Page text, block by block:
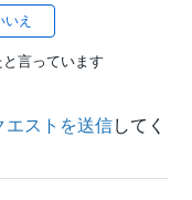
言っています
エストを送信してく